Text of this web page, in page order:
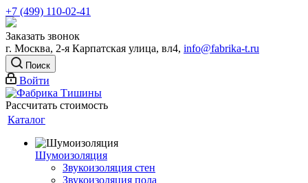
+7 (499) 110-02-41
Заказать звонок
г. Москва, 2-я Карпатская улица, вл4, info@fabrika-t.ru
Поиск
Войти
Рассчитать стоимость
Каталог
Шумоизоляция
Звукоизоляция стен
Звукоизоляция пола